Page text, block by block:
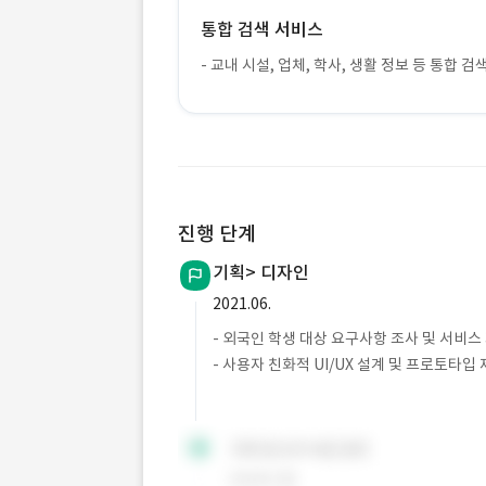
통합 검색 서비스
- 교내 시설, 업체, 학사, 생활 정보 등 통합 검
진행 단계
기획> 디자인
2021.06.
- 외국인 학생 대상 요구사항 조사 및 서비스
- 사용자 친화적 UI/UX 설계 및 프로토타입